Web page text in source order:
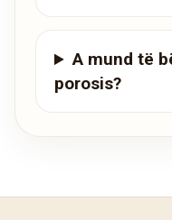
A mund të
porosis?